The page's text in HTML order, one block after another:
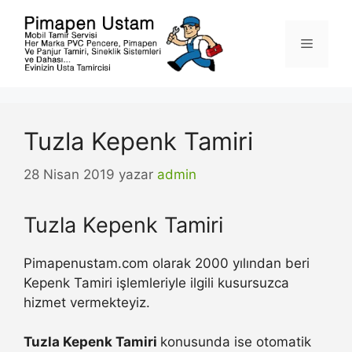
Menü
Tuzla Kepenk Tamiri
28 Nisan 2019 yazar admin
Tuzla Kepenk Tamiri
Pimapenustam.com olarak 2000 yılından beri
Kepenk Tamiri işlemleriyle ilgili kusursuzca
hizmet vermekteyiz.
Tuzla Kepenk Tamiri konusunda ise otomatik